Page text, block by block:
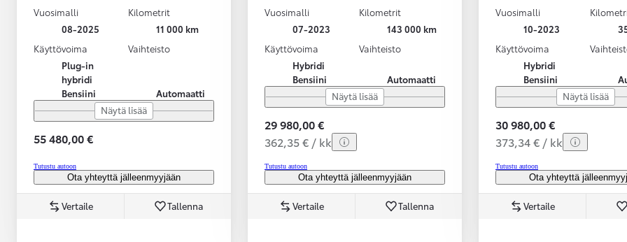
Vuosimalli
08-2025
Kilometrit
11 000 km
Käyttövoima
Plug-in
hybridi
Bensiini
Vaihteisto
Automaatti
Näytä lisää
55 480,00 €
Tutustu autoon
Ota yhteyttä jälleenmyyjään
Vertaile Tallenna
Vuosimalli
07-2023
Kilometrit
143 000 km
Käyttövoima
Hybridi
Bensiini
Vaihteisto
Automaatti
Näytä lisää
29 980,00 €
362,35 € / kk
Tutustu autoon
Ota yhteyttä jälleenmyyjään
Vertaile Tallenna
Vuosimalli
10-2023
Käyttövoima
Hybridi
Bensiini
Näytä lisää
30 980,00 €
373,34 € / kk
Tutustu autoon
Ota yhteyttä
Vertaile